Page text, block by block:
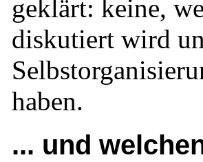
geklärt: keine,
diskutiert wird
haben.
... und